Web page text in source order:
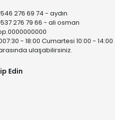
276 69 74 - aydın
276 79 66 - ali osman
- 18:00 Cumartesi 10:00 - 14:00
ulaşabilirsiniz.
Edin